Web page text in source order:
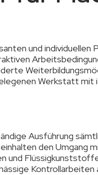
und individuellen
Werkstatt mit
Ausführung
den Umgang
und
Kontrollarbeiten